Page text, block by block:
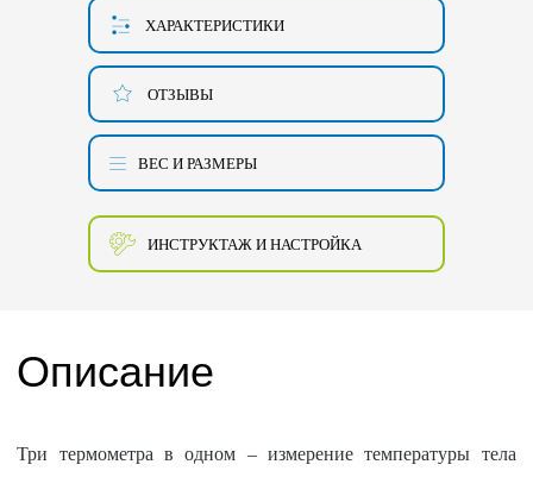
ХАРАКТЕРИСТИКИ
ОТЗЫВЫ
ВЕС И РАЗМЕРЫ
ИНСТРУКТАЖ И НАСТРОЙКА
Описание
Три термометра в одном – измерение температуры тела